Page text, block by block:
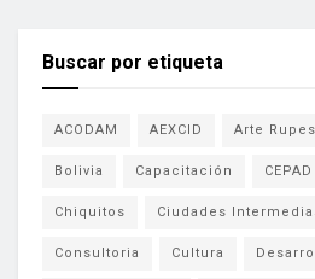
Buscar por etiqueta
ACODAM AEXCID Arte
Bolivia Capacitación CEPAD
Chiquitos Ciudades
Consultoria Cultura